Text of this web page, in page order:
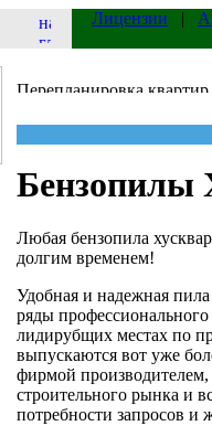
Лицензии |
Бензопилы
Любая бензопила
долгим временем!
Удобная и надежная
ряды профессионального
лидирубщих местах по
выпускаются вот уже
фирмой производителем,
строительного рынка и
потребности запросов и